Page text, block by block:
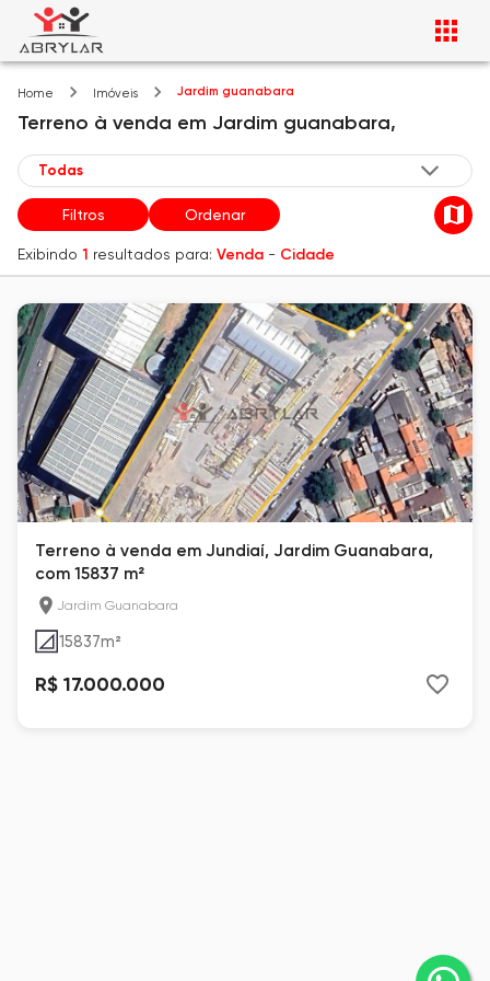
Home Imóveis Jardim guanabara
Terreno à venda em Jardim guanabara,
Filtros Ordenar
Exibindo 1 resultados para: Venda - Cidade
Terreno à venda em Jundiaí, Jardim Guanabara,
com 15837 m²
Jardim Guanabara
15837m²
R$ 17.000.000